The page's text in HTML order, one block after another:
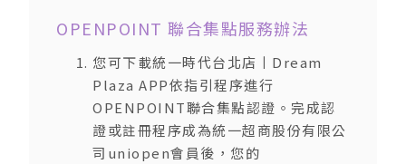
OPENPOINT 聯合集點服務辦法
您可下載統一時代台北店丨Dream
Plaza APP依指引程序進行
OPENPOINT聯合集點認證。完成認
證或註冊程序成為統一超商股份有限公
司uniopen會員後，您的